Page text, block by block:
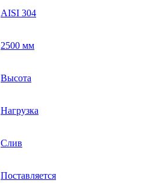
AISI 304
2500 мм
Высота
Нагрузка
Слив
Поставляется